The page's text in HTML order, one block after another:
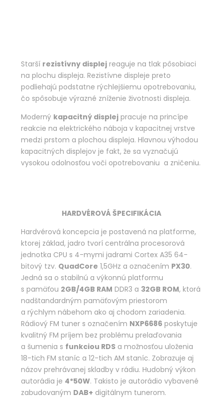
Starší rezistívny displej reaguje na tlak pôsobiaci
na plochu displeja. Rezistívne displeje preto
podliehajú podstatne rýchlejšiemu opotrebovaniu,
čo spôsobuje výrazné zníženie životnosti displeja.
Moderný kapacitný displej pracuje na princípe
reakcie na elektrického náboja v kapacitnej vrstve
medzi prstom a plochou displeja. Hlavnou výhodou
kapacitných displejov je fakt, že sa vyznačujú
vysokou odolnosťou voči opotrebovaniu a zničeniu.
HARDVÉROVÁ ŠPECIFIKÁCIA
Hardvérová koncepcia je postavená na platforme,
ktorej základ, jadro tvorí centrálna procesorová
jednotka CPU s 4-mymi jadrami Cortex A35 64-
bitový tzv. QuadCore 1,5GHz a označením PX30.
Jedná sa o stabilnú a výkonnú platformu
s pamäťou 2GB/4GB RAM DDR3 a 32GB ROM, ktorá
nadštandardným pamäťovým priestorom
a rýchlym nábehom ako aj chodom zariadenia.
Rádiový FM tuner s označením NXP6686 poskytuje
kvalitný FM príjem bez problému prelaďovania
a šumenia s funkciou RDS a možnosťou uloženia
18-tich FM staníc a 12-tich AM staníc. Zobrazuje aj
názov prehrávanej skladby v rádiu. Hudobný výkon
autorádia je 4*50W. Takisto je autorádio vybavené
zabudovaným DAB+ digitálnym tunerom.